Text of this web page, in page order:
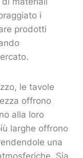
i
prodotti
le tavole
offrono
alla loro
larghe offrono
una